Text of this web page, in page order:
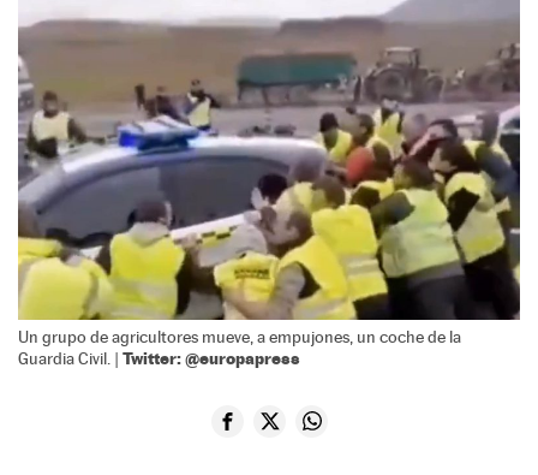
Un grupo de agricultores mueve, a empujones, un coche de la
Guardia Civil. | Twitter: @europapress